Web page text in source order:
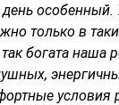
только в
богата наша
условия